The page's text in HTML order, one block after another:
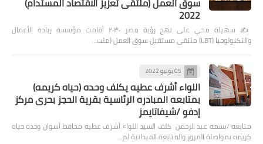
2022
✍️ سهيلة محي على نهج رؤية مصر ٢٠٣٠ أقامت مؤسسة ريادة الأعمال
والتكنولوجيا (LBT) ملتقى مستقبل سوق العمل (ملت…
05 يوليو 2022
اللواء أشرف عطيه يكلف وحده (حياه كريمه)
بمتابعه المبادره الرئاسية بقرية الحجز بحرى مركز
إدفو /شيفاتايمز
متابعه /بسمه عبد الرحمن كلف السيد اللواء أشرف عطيه محافظ أسوان وحده حياه
كريمه بمواصلة المرور والمتابعة الميدانية لم…